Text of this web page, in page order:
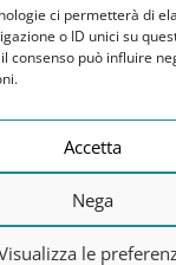
ci permetterà di
o ID unici su
consenso può influire
Accetta
Nega
le
da reCAPTCHA e la
LAB SRL - P.IVA
Registro Imprese: